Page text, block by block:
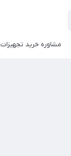
مشاوره خرید تجهیزات